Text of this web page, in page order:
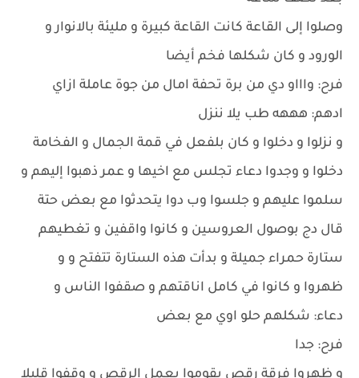
وصلوا إلى القاعة كانت القاعة كبيرة و مليئة بالانوار و
الورود و كان شكلها فخم أيضا
فرح: واااو دي من برة تحفة امال من جوة عاملة ازاي
ادهم: هههه طب يلا ننزل
و نزلوا و دخلوا و كان بلفعل في قمة الجمال و الفخامة
دخلوا و وجدوا دعاء تجلس مع اخيها و عمر ذهبوا إليهم و
سلموا عليهم و جلسوا وب دوا يتحدثوا مع بعض حتة
قال دج بوصول العروسين و كانوا واقفين و تغطيهم
ستارة حمراء جميلة و بدأت هذه الستارة تتفتح و و
ظهروا و كانوا في كامل اناقتهم و صقفوا الناس و
دعاء: شكلهم حلو اوي مع بعض
فرح: جدا
و ظهروا فرقة رقص يقوموا بعمل الرقص و وقفوا قليلا